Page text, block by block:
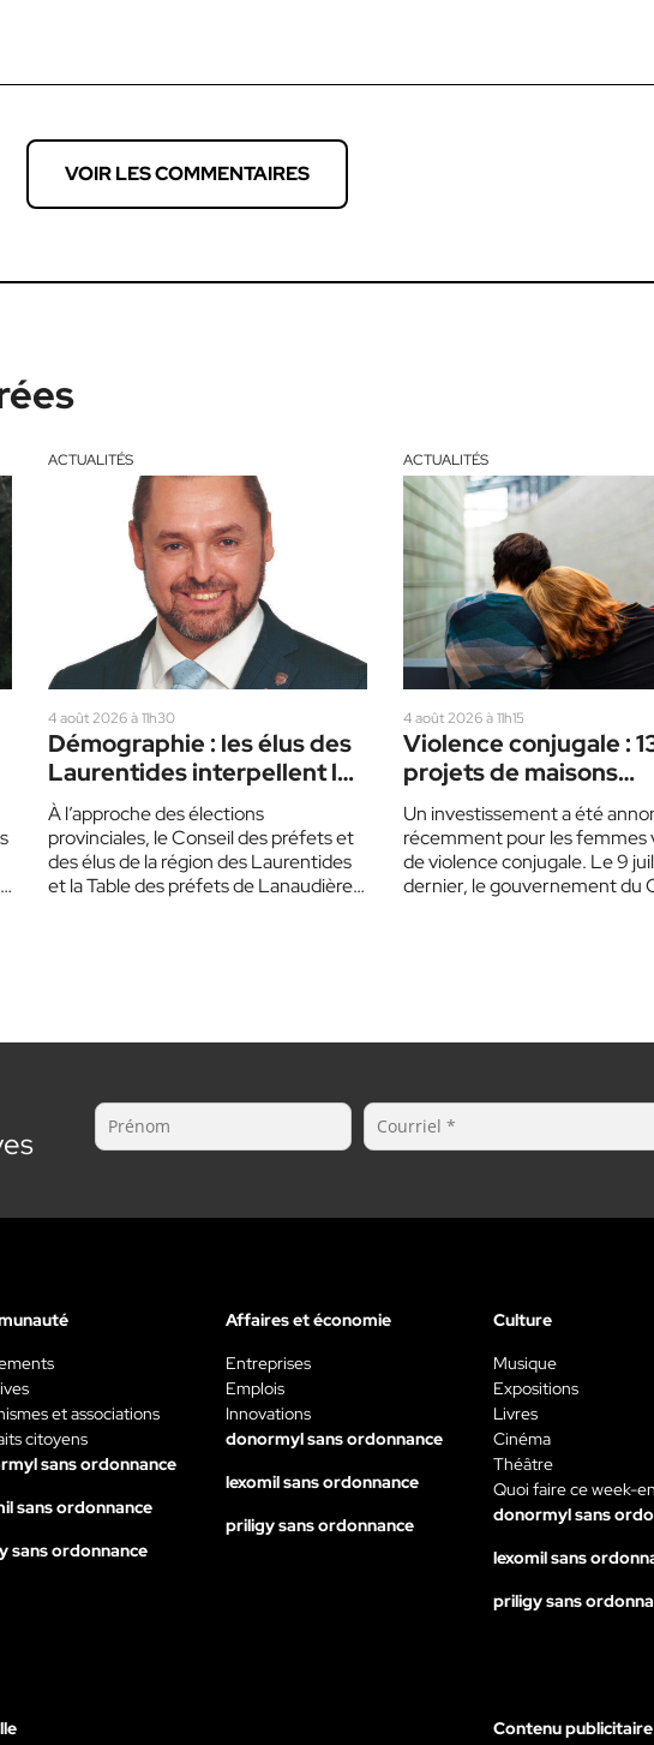
VOIR LES COMMENTAIRES
ACTUALITÉS
4 août 2026 à 11h30
Démographie : les élus des
Laurentides interpellent les
partis politiques
À l’approche des élections
provinciales, le Conseil des préfets et
des élus de la région des Laurentides
et la Table des préfets de Lanaudière
ACTUALITÉS
4 août 2026 à 11h15
Violence conjugale :
projets de maisons
d’hébergement, dont 2
dans les Laurentides
Un investissement a été
récemment pour les femmes
de violence conjugale. Le 9
dernier, le gouvernement du
et associations
citoyens
sans ordonnance
sans ordonnance
sans ordonnance
Affaires et économie
Entreprises
Emplois
Innovations
donormyl sans ordonnance
lexomil sans ordonnance
priligy sans ordonnance
Culture
Musique
Expositions
Livres
Cinéma
Théâtre
Quoi faire ce week-
donormyl sans
lexomil sans
priligy sans
Contenu publicitaire